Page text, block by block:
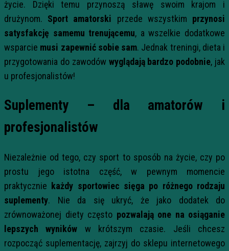
życie. Dzięki temu przynoszą sławę swoim krajom i
drużynom. Sport amatorski przede wszystkim przynosi
satysfakcję samemu trenującemu, a wszelkie dodatkowe
wsparcie musi zapewnić sobie sam. Jednak treningi, dieta i
przygotowania do zawodów wyglądają bardzo podobnie, jak
u profesjonalistów!
Suplementy – dla amatorów i
profesjonalistów
Niezależnie od tego, czy sport to sposób na życie, czy po
prostu jego istotna część, w pewnym momencie
praktycznie każdy sportowiec sięga po różnego rodzaju
suplementy. Nie da się ukryć, że jako dodatek do
zrównoważonej diety często pozwalają one na osiąganie
lepszych wyników w krótszym czasie. Jeśli chcesz
rozpocząć suplementację, zajrzyj do sklepu internetowego